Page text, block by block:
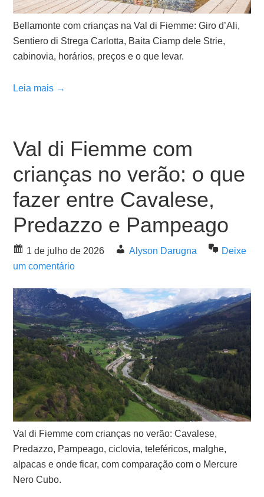
Bellamonte com crianças na Val di Fiemme: Giro d’Ali,
Sentiero di Strega Carlotta, Baita Ciamp dele Strie,
cabinovia, horários, preços e o que levar.
Leia mais →
Val di Fiemme com
crianças no verão: o que
fazer entre Cavalese,
Predazzo e Pampeago
1 de julho de 2026 Alyson Darugna
Deixe
um comentário
Val di Fiemme com crianças no verão: Cavalese,
Predazzo, Pampeago, ciclovia, teleféricos, malghe,
alpacas e onde ficar, com comparação com o Mercure
Nero Cubo.